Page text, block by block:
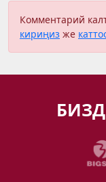
Комментарий
кириңиз же